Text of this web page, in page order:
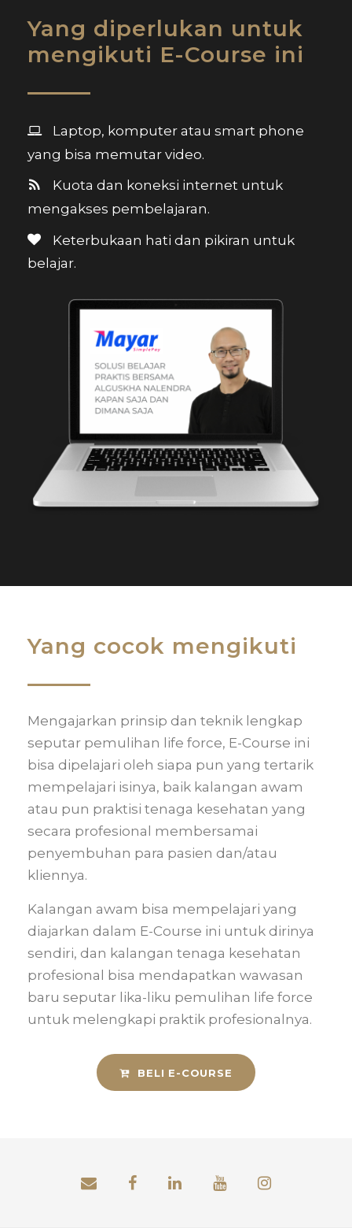
Yang diperlukan untuk
mengikuti E-Course ini
Laptop, komputer atau smart phone
yang bisa memutar video.
Kuota dan koneksi internet untuk
mengakses pembelajaran.
Keterbukaan hati dan pikiran untuk
belajar.
Yang cocok mengikuti
Mengajarkan prinsip dan teknik lengkap
seputar pemulihan life force, E-Course ini
bisa dipelajari oleh siapa pun yang tertarik
mempelajari isinya, baik kalangan awam
atau pun praktisi tenaga kesehatan yang
secara profesional membersamai
penyembuhan para pasien dan/atau
kliennya.
Kalangan awam bisa mempelajari yang
diajarkan dalam E-Course ini untuk dirinya
sendiri, dan kalangan tenaga kesehatan
profesional bisa mendapatkan wawasan
baru seputar lika-liku pemulihan life force
untuk melengkapi praktik profesionalnya.
BELI E-COURSE